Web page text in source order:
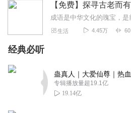
小小有个的梦想
成语故事真好听，听故事学成
听，省力地学，主播姐姐播得好
回复
非常好听的成语故事，主播姐
趣，听故事还能学成语，好听得
生活 4.45万 60
经典必听
专辑播放量超19.1亿
19.14亿